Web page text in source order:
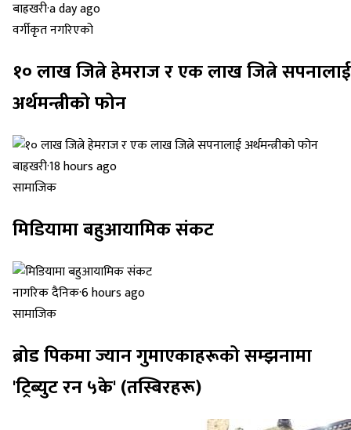
बाह्रखरी·a day ago
वर्गीकृत नगरिएको
१० लाख जित्ने हेमराज र एक लाख जित्ने सपनालाई
अर्थमन्त्रीको फोन
बाह्रखरी·18 hours ago
सामाजिक
मिडियामा बहुआयामिक संकट
नागरिक दैनिक·6 hours ago
सामाजिक
ब्रोड पिकमा ज्यान गुमाएकाहरूको सम्झनामा
'ट्रिब्युट रन ५के' (तस्बिरहरू)